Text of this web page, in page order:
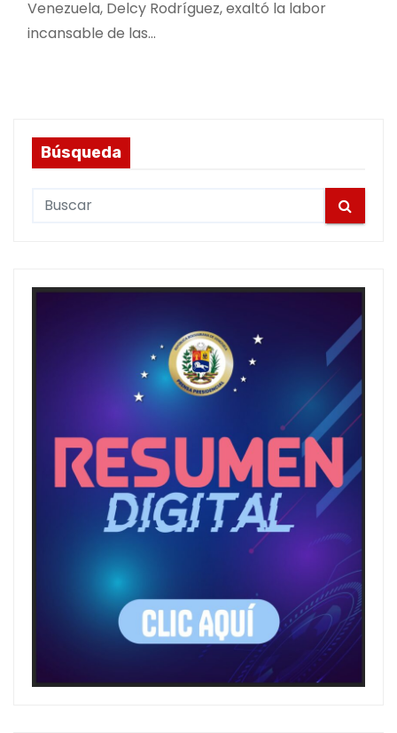
Venezuela, Delcy Rodríguez, exaltó la labor
incansable de las…
Búsqueda
c